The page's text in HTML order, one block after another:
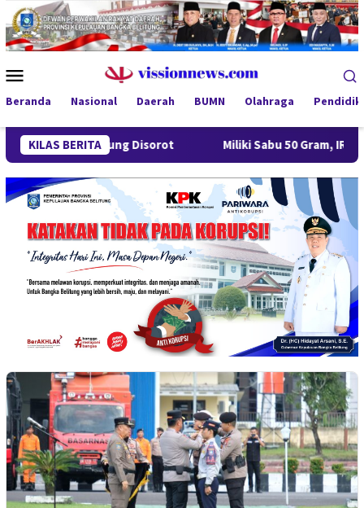
Loncat
ke
konten
Mobile
Beranda Nasional Daerah BUMN Olahraga
KILAS BERITA
Desa Gantung Disorot Miliki Sabu 50 Gram, IRT di